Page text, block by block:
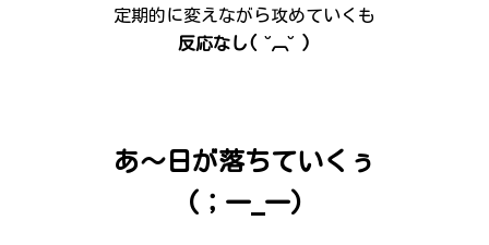
定期的に変えながら攻めていくも
反応なし( ˘︹˘ )
あ～日が落ちていくぅ
(；一_一)